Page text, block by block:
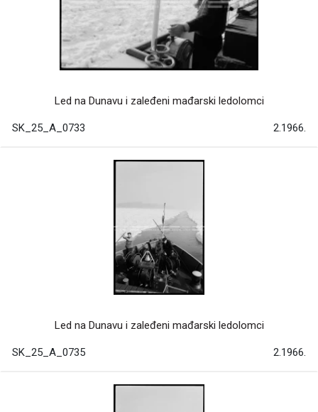
Led na Dunavu i zaleđeni mađarski ledolomci
SK_25_A_0733 2.1966.
Led na Dunavu i zaleđeni mađarski ledolomci
SK_25_A_0735 2.1966.